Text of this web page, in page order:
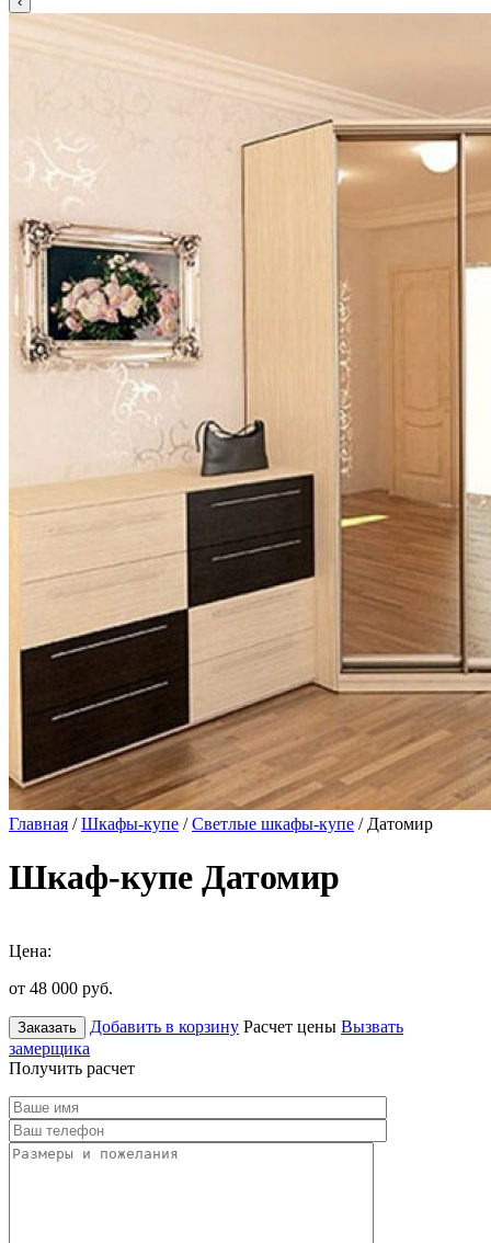
Главная /Шкафы-купе /Светлые шкафы-купе / Датомир
Шкаф-купе Датомир
Цена:
от 48 000 руб.
Заказать Добавить в корзину Расчет цены Вызвать
замерщика
Получить расчет